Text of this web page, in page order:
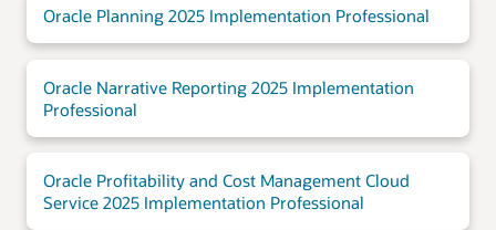
Oracle Planning 2025 Implementation Professional
Oracle Narrative Reporting 2025 Implementation
Professional
Oracle Profitability and Cost Management Cloud
Service 2025 Implementation Professional